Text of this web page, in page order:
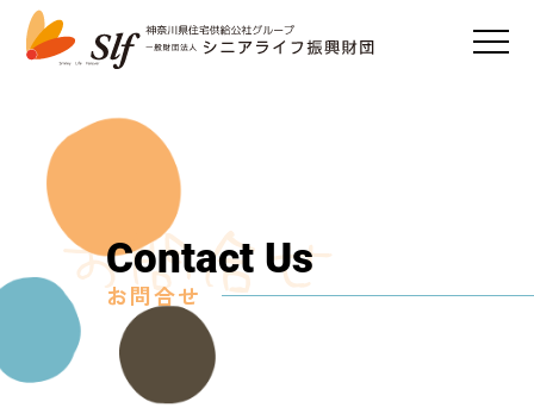
Contact Us
お問合せ